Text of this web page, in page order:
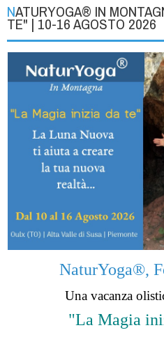
NATURYOGA® IN MONTAGNA "LA MAGIA INIZIA DA
TE" | 10-16 AGOSTO 2026
NaturYoga®,
Una vacanza
"La Magia